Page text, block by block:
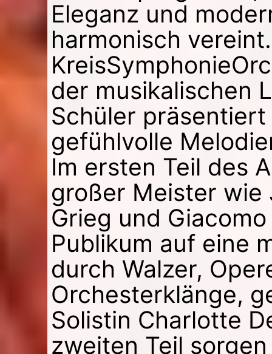
Eleganz und
harmonisch
der musikalischen
Schüler
gefühlvolle
Im ersten Teil des
großer Meister wie
Grieg und
Publikum auf eine
durch Walzer,
Orchesterklänge,
Solistin Charlotte
zweiten Teil